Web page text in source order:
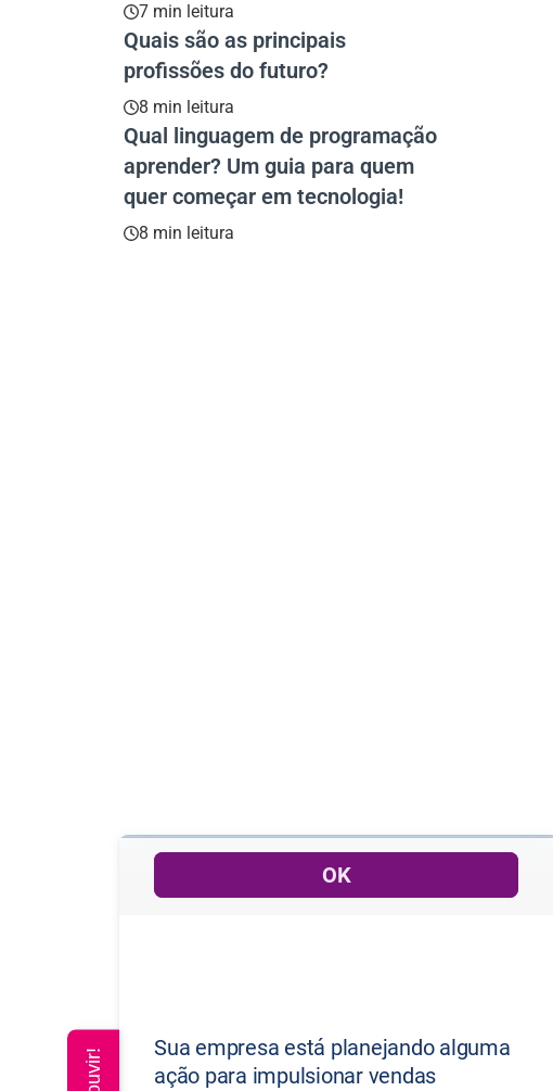
7 min leitura
Quais são as principais
profissões do futuro?
8 min leitura
Qual linguagem de programação
aprender? Um guia para quem
quer começar em tecnologia!
8 min leitura